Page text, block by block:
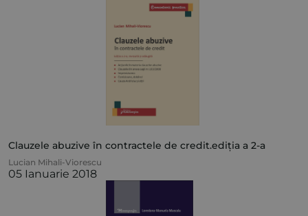
Clauzele abuzive în contractele de credit.ediția a 2-a
Lucian Mihali-Viorescu
05 Ianuarie 2018